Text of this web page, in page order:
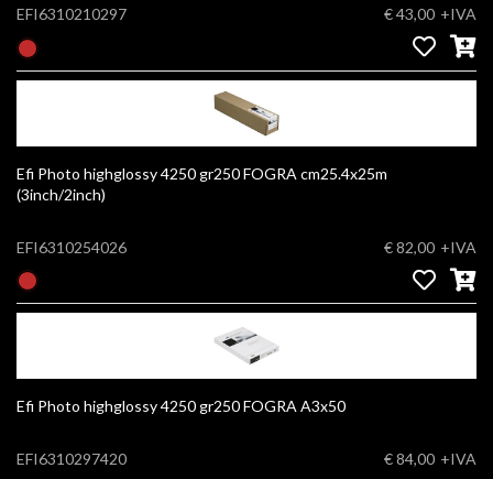
EFI6310210297 € 43,00 +IVA
Efi Photo highglossy 4250 gr250 FOGRA cm25.4x25m
(3inch/2inch)
EFI6310254026 € 82,00 +IVA
Efi Photo highglossy 4250 gr250 FOGRA A3x50
EFI6310297420 € 84,00 +IVA